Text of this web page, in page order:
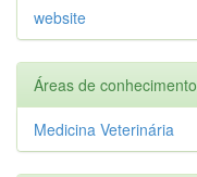
website
Áreas de conhecimento
Medicina Veterinária